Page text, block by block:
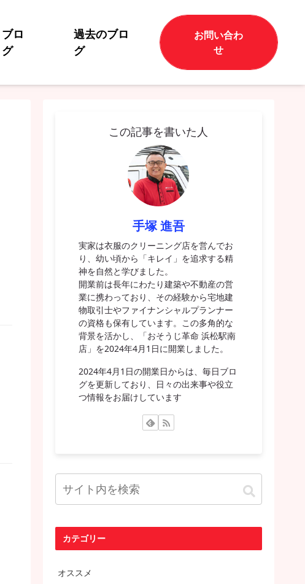
ブロ
グ
過去のブロ
グ
お問い合わ
せ
この記事を書いた人
手塚 進吾
実家は衣服のクリーニング店を営んでお
り、幼い頃から「キレイ」を追求する精
神を自然と学びました。
開業前は長年にわたり建築や不動産の営
業に携わっており、その経験から宅地建
物取引士やファイナンシャルプランナー
の資格も保有しています。この多角的な
背景を活かし、「おそうじ革命 浜松駅南
店」を2024年4月1日に開業しました。
2024年4月1日の開業日からは、毎日ブロ
グを更新しており、日々の出来事や役立
つ情報をお届けしています
カテゴリー
オススメ